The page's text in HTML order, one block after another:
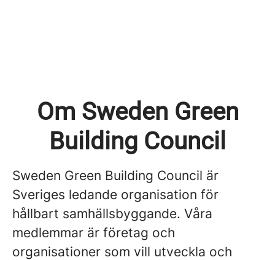
Om Sweden Green
Building Council
Sweden Green Building Council är
Sveriges ledande organisation för
hållbart samhällsbyggande. Våra
medlemmar är företag och
organisationer som vill utveckla och